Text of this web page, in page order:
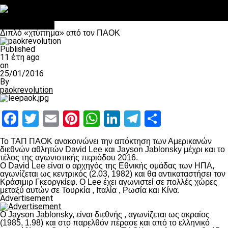
Διπλό «χτύπημα» από τον ΠΑΟΚ
Published
11 έτη ago
on
25/01/2016
By
paokrevolution
Facebook
Twitter
EmailPinterest
WhatsApp
LinkedIn
Telegram
Το ΤΑΠ ΠΑΟΚ ανακοινώνει την απόκτηση των Αμερικανών
διεθνών αθλητών David Lee και Jayson Jablonsky μέχρι και το
τέλος της αγωνιστικής περιόδου 2016.
O David Lee είναι ο αρχηγός της Εθνικής ομάδας των ΗΠΑ,
αγωνίζεται ως κεντρικός (2.03, 1982) και θα αντικαταστήσει τον
Κράσιμιρ Γκεοργκίεφ. Ο Lee έχει αγωνιστεί σε πολλές χώρες
μεταξύ αυτών σε Τουρκία , Ιταλία , Ρωσία και Κίνα.
Advertisement
Ο Jayson Jablonsky, είναι διεθνής , αγωνίζεται ως ακραίος
(1985, 1.98) και στο παρελθόν πέρασε και από το ελληνικό